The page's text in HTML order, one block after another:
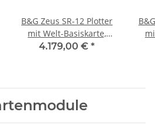
B&G Zeus SR-12 Plotter
mit Welt-Basiskarte,
ohne Geber 12 Zoll 000-
4.179,00 € *